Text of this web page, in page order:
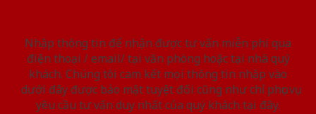
Nhập thông tin để nhận được tư vấn miễn phí qua
điện thoại / email/ tại văn phòng hoặc tại nhà quý
khách. Chúng tôi cam kết mọi thông tin nhập vào
dưới đây được bảo mật tuyệt đối cũng như chỉ phục vụ
yêu cầu tư vấn duy nhất của quý khách tại đây.